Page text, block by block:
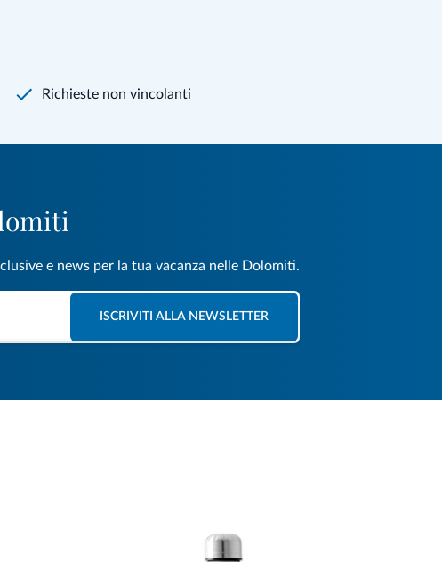
Richieste non vincolanti
e news per la tua vacanza nelle Dolomiti.
ISCRIVITI ALLA NEWSLETTER